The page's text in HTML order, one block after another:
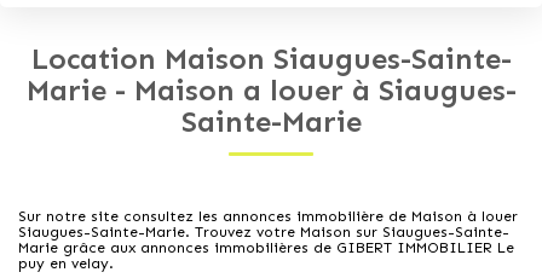
Parkings
Immeubles
Terrains
LOUER
Sélectionnez...
Type de bien
Nb pièces min.
Location Maison Siaugues-Sainte-
Marie - Maison a louer à Siaugues-
Sainte-Marie
Sur notre site consultez les annonces immobilière de Maison à louer
Siaugues-Sainte-Marie. Trouvez votre Maison sur Siaugues-Sainte-
Marie grâce aux annonces immobilières de GIBERT IMMOBILIER Le
puy en velay.